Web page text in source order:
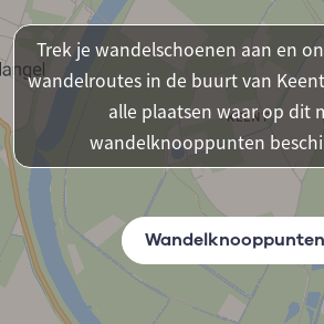
Trek je wandelschoenen aan en
wandelroutes in de buurt van
alle plaatsen waar op dit
wandelknooppunten
Wandelknooppunten